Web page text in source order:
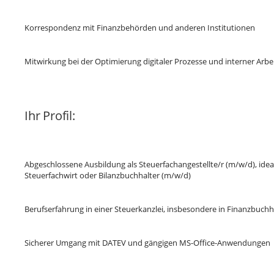
Korrespondenz mit Finanzbehörden und anderen Institutionen
Mitwirkung bei der Optimierung digitaler Prozesse und interner
Ihr Profil:
Abgeschlossene Ausbildung als Steuerfachangestellte/r (m/w/d),
Steuerfachwirt oder Bilanzbuchhalter (m/w/d)
Berufserfahrung in einer Steuerkanzlei, insbesondere in
Sicherer Umgang mit DATEV und gängigen MS-Office-Anwendungen